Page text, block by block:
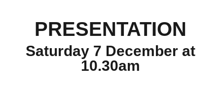
PRESENTATION
Saturday 7 December at
10.30am